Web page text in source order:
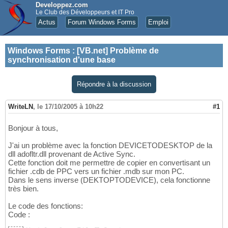
Developpez.com
Le Club des Développeurs et IT Pro
Actus Forum Windows Forms Emploi
Windows Forms : [VB.net] Problème de
synchronisation d'une base
Répondre à la discussion
WriteLN , le 17/10/2005 à 10h22 #1
Bonjour à tous,
J'ai un problème avec la fonction DEVICETODESKTOP de la
dll adofltr.dll provenant de Active Sync.
Cette fonction doit me permettre de copier en convertisant un
fichier .cdb de PPC vers un fichier .mdb sur mon PC.
Dans le sens inverse (DEKTOPTODEVICE), cela fonctionne
très bien.
Le code des fonctions:
Code :